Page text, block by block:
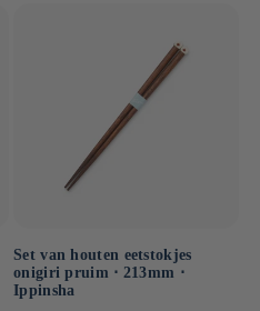
Set van houten eetstokjes
onigiri pruim ⋅ 213mm ⋅
Ippinsha